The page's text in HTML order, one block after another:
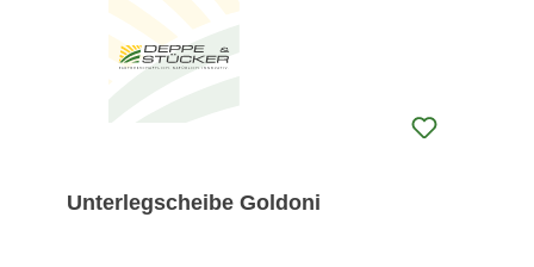
Unterlegscheibe Goldoni